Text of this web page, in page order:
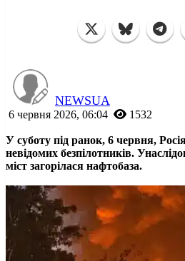
NEWSUA
6 червня 2026, 06:04 1532
У суботу під ранок, 6 червня,
невідомих безпілотників.
міст загорілася нафтобаза.